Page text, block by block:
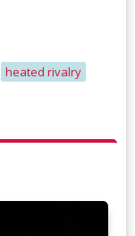
heated rivalry